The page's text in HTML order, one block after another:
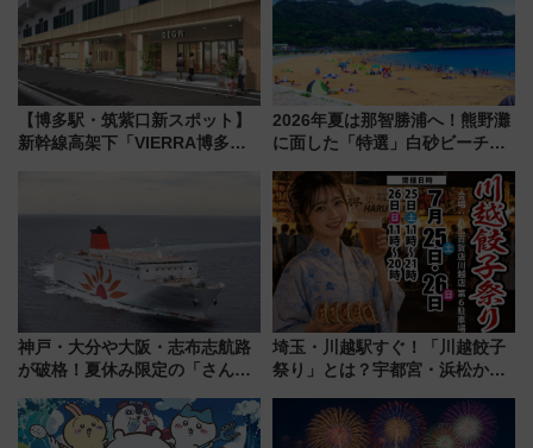
【博多駅・筑紫口新スポット】
新幹線高架下「VIERRA博多テ
2026年夏は那智勝浦へ！熊野灘
に面した「特選」白砂ビーチは
会」は8月11日開催！
神戸・大分や大阪・志布志航路
が破格！夏休み限定の「さんふ
ート 夕朝食ビュッフェ付きで
快適な船旅はいかが？
埼玉・川越駅すぐ！「川越餃子
祭り」とは？宇都宮・浜松から
を食べ比べ【7月25日・26日開
催】